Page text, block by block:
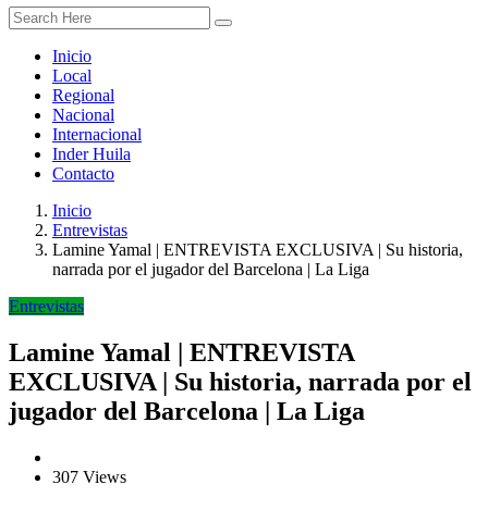
Inicio
Local
Regional
Nacional
Internacional
Inder Huila
Contacto
Inicio
Entrevistas
Lamine Yamal | ENTREVISTA EXCLUSIVA | Su historia,
narrada por el jugador del Barcelona | La Liga
Entrevistas
Lamine Yamal | ENTREVISTA
EXCLUSIVA | Su historia, narrada por el
jugador del Barcelona | La Liga
307 Views